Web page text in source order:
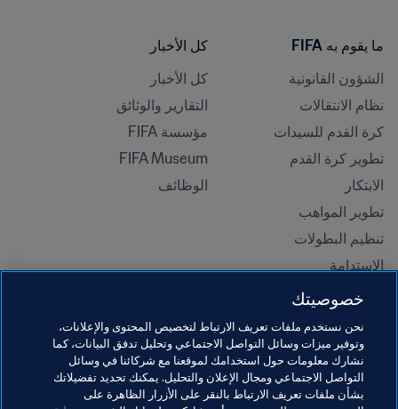
ما يقوم به FIFA
الشؤون القانونية
نظام الانتقالات
كرة القدم للسيدات
تطوير كرة القدم
الابتكار
تطوير المواهب
تنظيم البطولات
الاستدامة
حقوق الإنسان ومناهضة التمييز
المبادرات التعليمية
كل الأخبار
كل الأخبار
التقارير والوثائق
مؤسسة FIFA
FIFA Museum
الوظائف
خصوصيتك
نحن نستخدم ملفات تعريف الارتباط لتخصيص المحتوى والإعلانات،
وتوفير ميزات وسائل التواصل الاجتماعي وتحليل تدفق البيانات، كما
نشارك معلومات حول استخدامك لموقعنا مع شركائنا في وسائل
التواصل الاجتماعي ومجال الإعلان والتحليل. يمكنك تحديد تفضيلاتك
بشأن ملفات تعريف الارتباط بالنقر على الأزرار الظاهرة على